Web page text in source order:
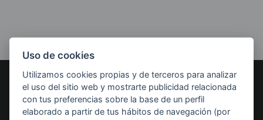
AYUNTAMIENTO DE LEGUTIO
Carmen Kalea, 10, 01170
Legutio, Araba
Uso de cookies
Utilizamos cookies propias y de terceros para analizar
el uso del sitio web y mostrarte publicidad relacionada
con tus preferencias sobre la base de un perfil
elaborado a partir de tus hábitos de navegación (por